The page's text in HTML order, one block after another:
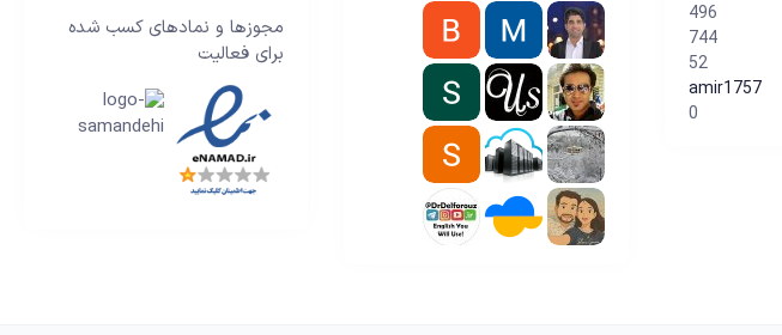
496
744
52
amir1757
0
مجوزها و نمادهای کسب شده
برای فعالیت